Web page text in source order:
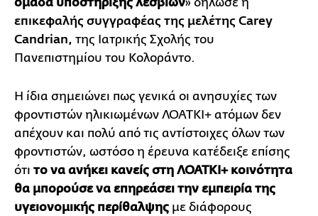
επικεφαλής συγγραφέας της μελέτης Carey
Candrian, της Ιατρικής Σχολής του
Πανεπιστημίου του Κολοράντο.
Η ίδια σημειώνει πως γενικά οι ανησυχίες των
φροντιστών ηλικιωμένων ΛΟΑΤΚΙ+ ατόμων δεν
απέχουν και πολύ από τις αντίστοιχες όλων των
φροντιστών, ωστόσο η έρευνα κατέδειξε επίσης
ότι το να ανήκει κανείς στη ΛΟΑΤΚΙ+ κοινότητα
θα μπορούσε να επηρεάσει την εμπειρία της
υγειονομικής περίθαλψης με διάφορους